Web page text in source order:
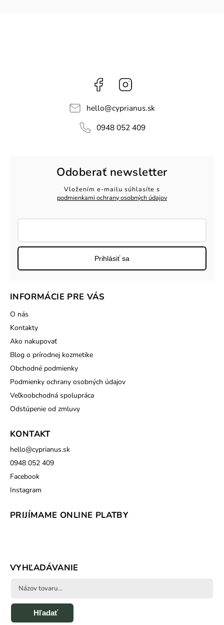
Facebook
hello@cyprianus.sk
0948 052 409
Odoberať newsletter
Vložením e-mailu súhlasíte s
podmienkami ochrany osobných údajov
Prihlásiť sa
INFORMÁCIE PRE VÁS
O nás
Kontakty
Ako nakupovať
Blog o prírodnej kozmetike
Obchodné podmienky
Podmienky ochrany osobných údajov
Veľkoobchodná spolupráca
Odstúpenie od zmluvy
KONTAKT
hello@cyprianus.sk
0948 052 409
Facebook
Instagram
PRIJÍMAME ONLINE PLATBY
VYHĽADÁVANIE
Hľadať